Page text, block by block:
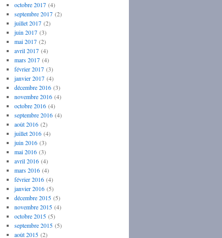
octobre 2017(4)
septembre 2017(2)
juillet 2017(2)
juin 2017(3)
mai 2017(2)
avril 2017(4)
mars 2017(4)
février 2017(3)
janvier 2017(4)
décembre 2016(3)
novembre 2016(4)
octobre 2016(4)
septembre 2016(4)
août 2016(2)
juillet 2016(4)
juin 2016(3)
mai 2016(3)
avril 2016(4)
mars 2016(4)
février 2016(4)
janvier 2016(5)
décembre 2015(5)
novembre 2015(4)
octobre 2015(5)
septembre 2015(5)
août 2015(2)